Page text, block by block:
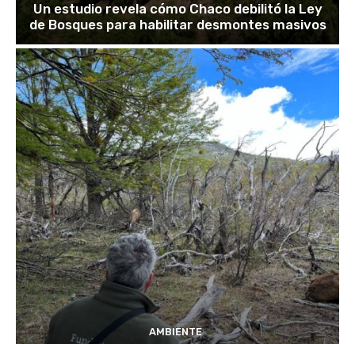
Un estudio revela cómo Chaco debilitó la Ley
de Bosques para habilitar desmontes masivos
AMBIENTE